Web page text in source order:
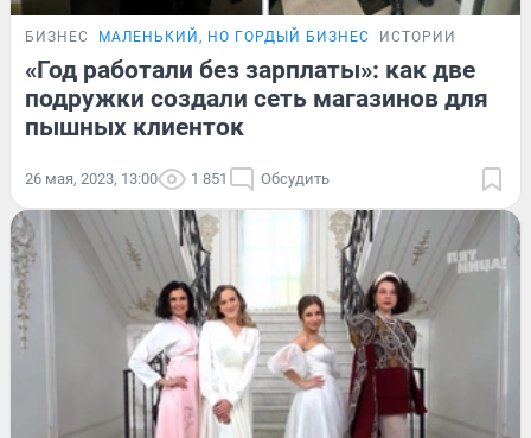
БИЗНЕС МАЛЕНЬКИЙ, НО ГОРДЫЙ БИЗНЕС ИСТОРИИ
«Год работали без зарплаты»: как две
подружки создали сеть магазинов для
пышных клиенток
26 мая, 2023, 13:00 1 851 Обсудить